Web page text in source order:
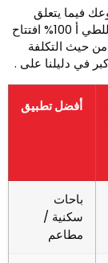
فيما يتعلق
بالفتحة مقابل الميزانية. بينما توفر الأبواب القابلة للطي أ 100% افتتاح
حيث التكلفة
دليلنا على .
أفضل تطبيق
باحات
سكنية /
مطاعم